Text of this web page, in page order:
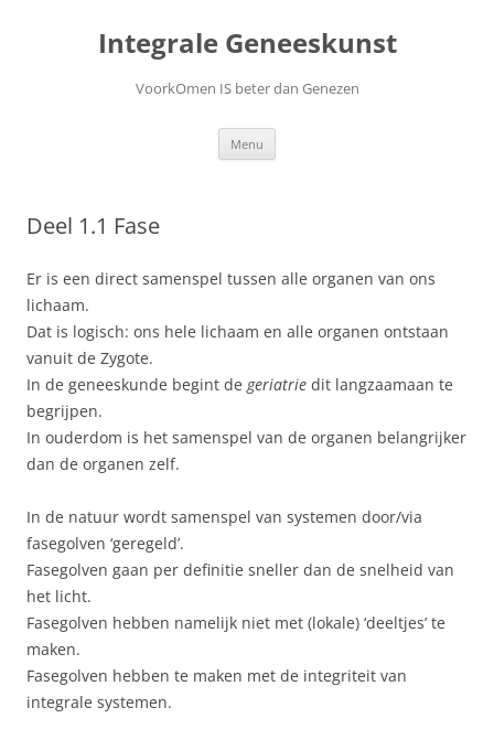
Integrale Geneeskunst
VoorkOmen IS beter dan Genezen
Menu
Deel 1.1 Fase
Er is een direct samenspel tussen alle organen van ons
lichaam.
Dat is logisch: ons hele lichaam en alle organen ontstaan
vanuit de Zygote.
In de geneeskunde begint de geriatrie dit langzaamaan te
begrijpen.
In ouderdom is het samenspel van de organen belangrijker
dan de organen zelf.
In de natuur wordt samenspel van systemen door/via
fasegolven ‘geregeld’.
Fasegolven gaan per definitie sneller dan de snelheid van
het licht.
Fasegolven hebben namelijk niet met (lokale) ‘deeltjes’ te
maken.
Fasegolven hebben te maken met de integriteit van
integrale systemen.